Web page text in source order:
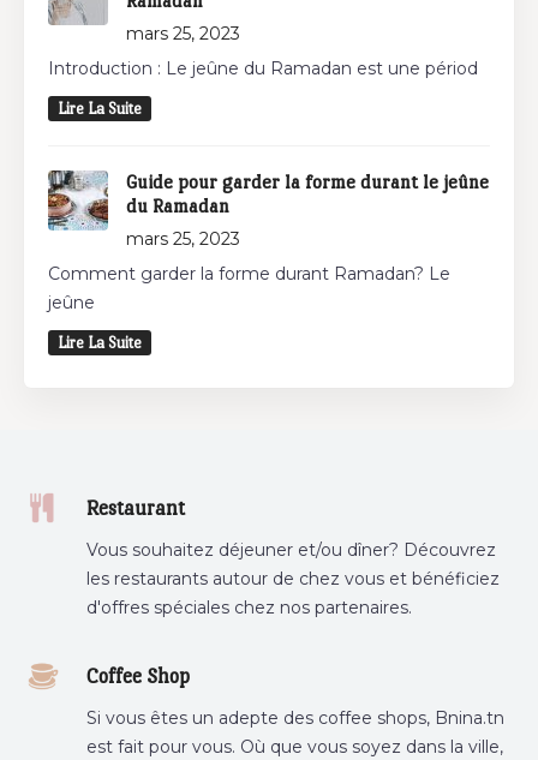
mars 25, 2023
Introduction : Le jeûne du Ramadan est une périod
Lire La Suite
Guide pour garder la forme durant le jeûne
du Ramadan
mars 25, 2023
Comment garder la forme durant Ramadan? Le
jeûne
Lire La Suite
Restaurant
Vous souhaitez déjeuner et/ou dîner? Découvrez
les restaurants autour de chez vous et bénéficiez
d'offres spéciales chez nos partenaires.
Coffee Shop
Si vous êtes un adepte des coffee shops, Bnina.tn
est fait pour vous. Où que vous soyez dans la ville,